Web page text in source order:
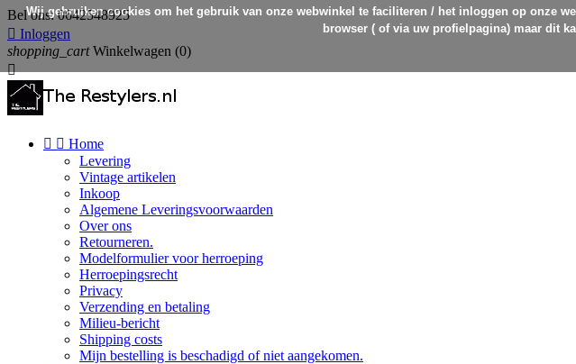
Bel ons:0642548925
 Inloggen
shopping_cart Winkelwagen (0)

  Home
Levering
Vintage artikelen
Inkoop
Algemene Leveringsvoorwaarden
Over ons
Retourneren.
Modelformulier voor herroeping
Herroepingsrecht
Privacy
Verzending en betaling
Milieu-bericht
Shipping costs
Mijn bestelling is beschadigd of niet aangekomen.
Wij gebruiken cookies om het gebruik van onze webwinkel te faciliteren / het inloggen op onze
browser ( of via uw profielpagina) maar dit